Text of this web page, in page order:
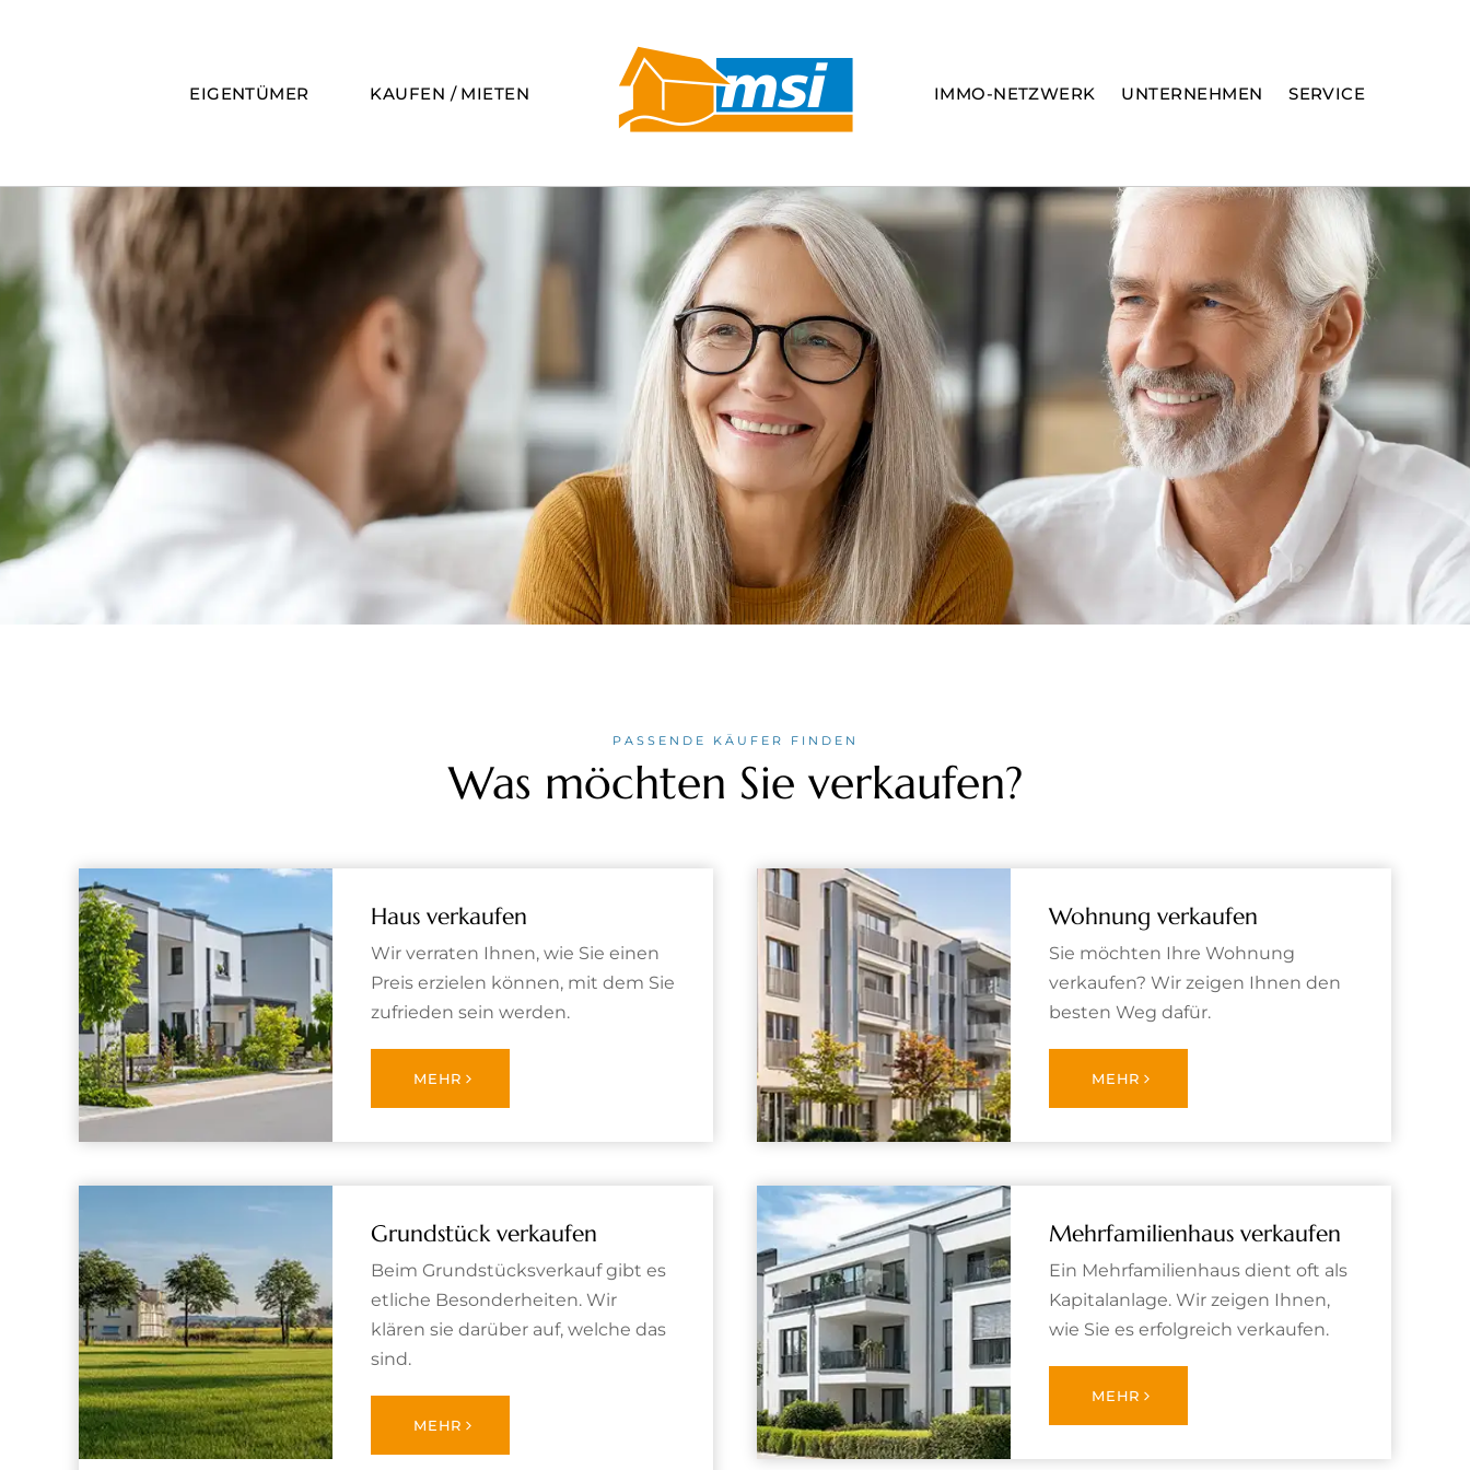
EIGENTÜMER
KAUFEN / MIETEN IMMO-NETZWERK UNTERNEHMEN SERVICE
PASSENDE KÄUFER FINDEN
Was möchten Sie verkaufen?
Haus verkaufen
Wir verraten Ihnen, wie Sie einen
Preis erzielen können, mit dem Sie
zufrieden sein werden.
MEHR
Wohnung verkaufen
Sie möchten Ihre Wohnung
verkaufen? Wir zeigen Ihnen den
besten Weg dafür.
MEHR
Grundstück verkaufen
Beim Grundstücksverkauf gibt es
etliche Besonderheiten. Wir
klären sie darüber auf, welche das
sind.
MEHR
Mehrfamilienhaus verkaufen
Ein Mehrfamilienhaus dient oft als
Kapitalanlage. Wir zeigen Ihnen,
wie Sie es erfolgreich verkaufen.
MEHR